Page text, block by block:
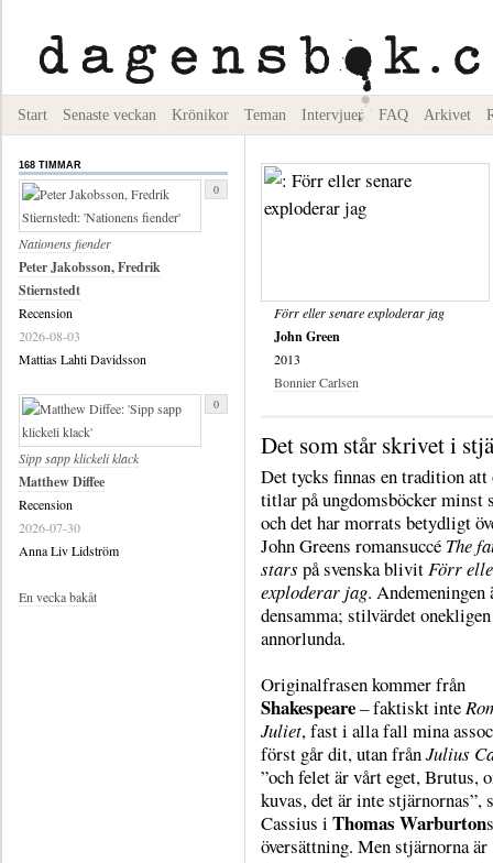
Start Senaste veckan Krönikor Teman Intervjuer FAQ Arkivet
Förr eller senare exploderar jag
John Green
2013
Bonnier Carlsen
Det som står skrivet i
Det tycks finnas en tradition att
titlar på ungdomsböcker minst
och det har morrats betydligt
John Greens romansuccé The
stars på svenska blivit Förr
exploderar jag. Andemeningen
densamma; stilvärdet onekligen
annorlunda.
Originalfrasen kommer från
Shakespeare– faktiskt inte
Juliet, fast i alla fall mina
först går dit, utan frånJulius
”och felet är vårt eget, Brutus,
kuvas, det är inte stjärnornas”,
Cassius i Thomas Warburton
översättning. Men stjärnorna är
168 TIMMAR
Nationens fiender
Peter Jakobsson, Fredrik
Stiernstedt
Recension
2026-08-03
Mattias Lahti Davidsson
0
Sipp sapp klickeli klack
Matthew Diffee
Recension
2026-07-30
Anna Liv Lidström
0
En vecka bakåt